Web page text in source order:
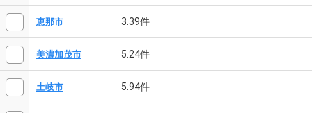
恵那市 3.39件
美濃加茂市 5.24件
土岐市 5.94件